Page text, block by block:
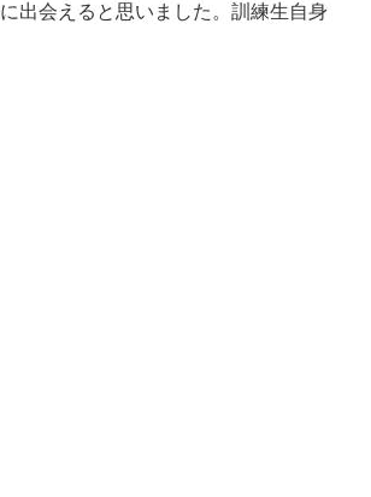
出会えると思いました。訓練生自身